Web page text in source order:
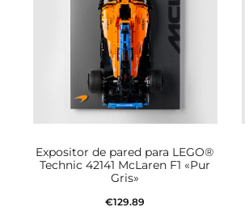
Expositor de pared para LEGO®
Technic 42141 McLaren F1 «Pur
Gris»
€129.89